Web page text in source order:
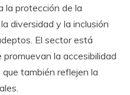
la protección de la
diversidad y la inclusión
El sector está
la accesibilidad
también reflejen la